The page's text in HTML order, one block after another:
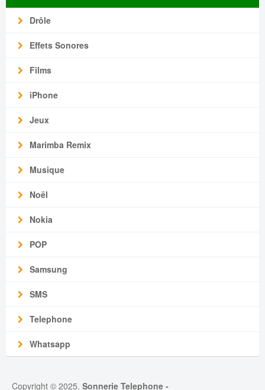
Drôle
Effets Sonores
Films
iPhone
Jeux
Marimba Remix
Musique
Noël
Nokia
POP
Samsung
SMS
Telephone
Whatsapp
Copyright © 2025. Sonnerie Telephone -